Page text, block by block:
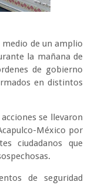
medio de un amplio
la mañana de
de gobierno
en distintos
se llevaron
México por
ciudadanos que
de seguridad